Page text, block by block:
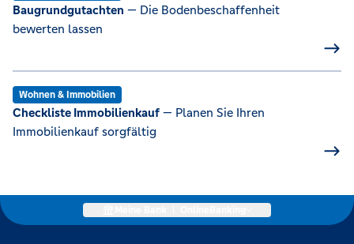
Baugrundgutachten — Die Bodenbeschaffenheit
bewerten lassen
Wohnen & Immobilien
Checkliste Immobilienkauf — Planen Sie Ihren
Immobilienkauf sorgfältig